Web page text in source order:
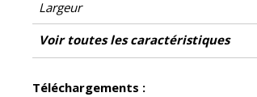
Largeur
Hauteur
Poids g/m²
Description produit
Entretien
Pose colle
Dépose
Norme COV
ASTME84
Norme euroclass
Pays d'origine
Voir toutes les caractéristiques
Téléchargements :